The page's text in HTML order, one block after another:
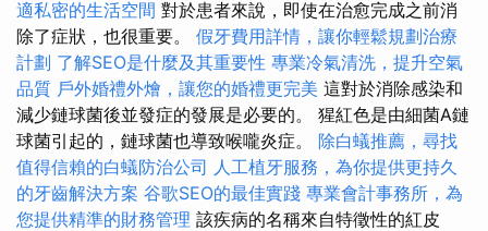
適私密的生活空間 對於患者來說，即使在治愈完成之前消
除了症狀，也很重要。 假牙費用詳情，讓你輕鬆規劃治療
計劃 了解SEO是什麼及其重要性 專業冷氣清洗，提升空氣
品質 戶外婚禮外燴，讓您的婚禮更完美 這對於消除感染和
減少鏈球菌後並發症的發展是必要的。 猩紅色是由細菌A鏈
球菌引起的，鏈球菌也導致喉嚨炎症。 除白蟻推薦，尋找
值得信賴的白蟻防治公司 人工植牙服務，為你提供更持久
的牙齒解決方案 谷歌SEO的最佳實踐 專業會計事務所，為
您提供精準的財務管理 該疾病的名稱來自特徵性的紅皮